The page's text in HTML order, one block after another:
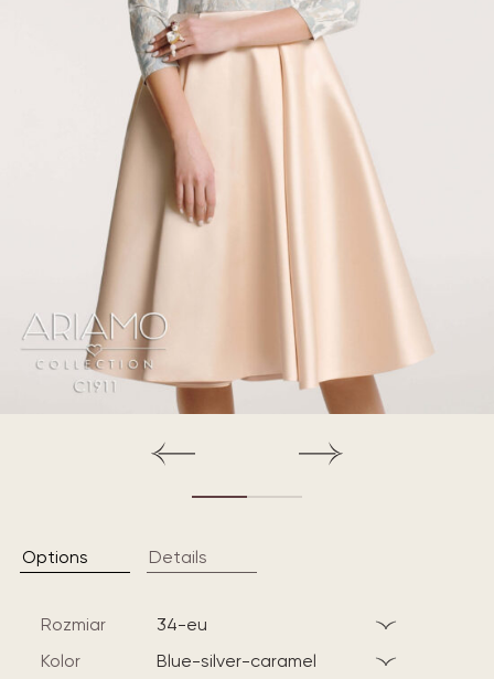
Options Details
Rozmiar
34-eu
Kolor
blue-silver-caramel